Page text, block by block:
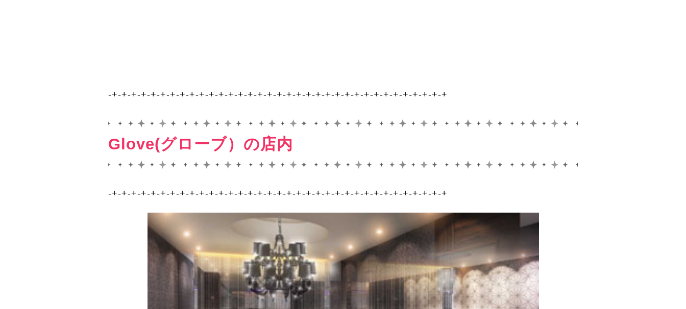
-+-+-+-+-+-+-+-+-+-+-+-+-+-+-+-+-+-+-+-+-+-+-+-+-+-+-+-+-+-+-+-+-+-+-+
Glove(グローブ）の店内
-+-+-+-+-+-+-+-+-+-+-+-+-+-+-+-+-+-+-+-+-+-+-+-+-+-+-+-+-+-+-+-+-+-+-+